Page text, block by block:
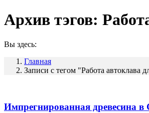
Архив тэгов:
Вы здесь:
Главная
Записи с тегом "Работа автоклава
Импрегнированная древесина в